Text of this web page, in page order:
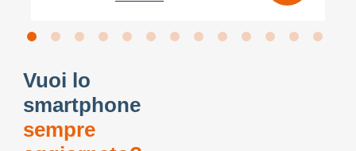
Vuoi lo
smartphone
sempre